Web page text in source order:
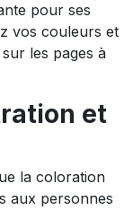
pour ses
vos couleurs et
les pages à
et
la coloration
aux personnes